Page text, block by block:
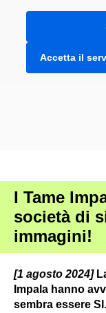
Accetta il
I Tame
società di
immagini!
[1 agosto 2024]
Impala hanno
sembra essere